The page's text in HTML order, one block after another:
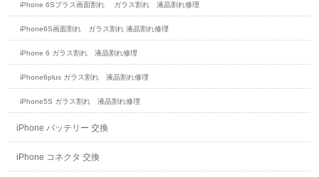
iPhone 6Sプラス画面割れ ガラス割れ 液晶割れ修理
iPhone6S画面割れ ガラス割れ 液晶割れ修理
iPhone 6 ガラス割れ 液晶割れ修理
iPhone6plus ガラス割れ 液晶割れ修理
iPhone5S ガラス割れ 液晶割れ修理
iPhone バッテリー 交換
iPhone コネクタ 交換